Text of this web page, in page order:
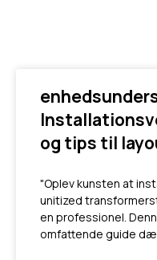
og tips til
"Oplev kunsten at
unitized
en professionel.
omfattende guide